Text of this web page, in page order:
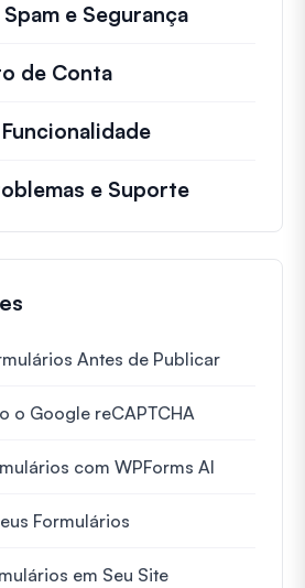
e Segurança
de Conta
e Suporte
Antes de Publicar
o Google reCAPTCHA
com WPForms AI
Formulários
em Seu Site